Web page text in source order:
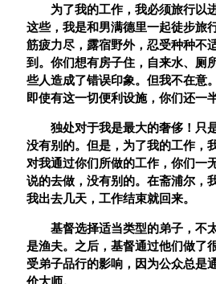
为了我的工作，我必须旅行以
这些，我是和男满德里一起徒步旅
筋疲力尽，露宿野外，忍受种种不
到。你们想有房子住，自来水、厕
些人造成了错误印象。但我不在意
即使有这一切便利设施，你们还一
独处对于我是最大的奢侈！只
没有别的。但是，为了我的工作，
对我通过你们所做的工作，你们一
说的去做，没有别的。在斋浦尔，
我出去几天，工作结束就回来。
基督选择适当类型的弟子，不
是渔夫。之后，基督通过他们做了
受弟子品行的影响，因为公众总是